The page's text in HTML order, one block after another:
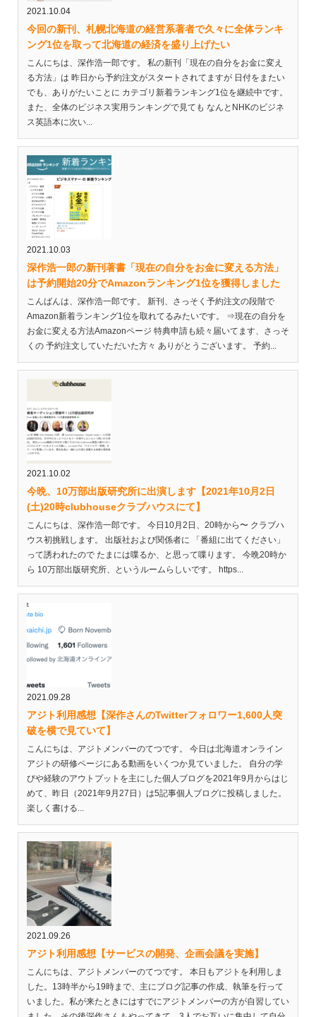
2021.10.04
今回の新刊、札幌北海道の経営系著者で久々に全体ランキ
ング1位を取って北海道の経済を盛り上げたい
こんにちは、深作浩一郎です。 私の新刊「現在の自分をお金に変え
る方法」は 昨日から予約注文がスタートされてますが 日付をまたい
でも、ありがたいことに カテゴリ新着ランキング1位を継続中です。
また、全体のビジネス実用ランキングで見ても なんとNHKのビジネ
ス英語本に次い...
2021.10.03
深作浩一郎の新刊著書「現在の自分をお金に変える方法」
は予約開始20分でAmazonランキング1位を獲得しました
こんばんは、深作浩一郎です。 新刊、さっそく予約注文の段階で
Amazon新着ランキング1位を取れてるみたいです。 ⇒現在の自分を
お金に変える方法Amazonページ 特典申請も続々届いてます、さっそ
くの 予約注文していただいた方々 ありがとうございます。 予約...
2021.10.02
今晩、10万部出版研究所に出演します【2021年10月2日
(土)20時clubhouseクラブハウスにて】
こんにちは、深作浩一郎です。 今日10月2日、20時から〜 クラブハ
ウス初挑戦します。 出版社および関係者に 「番組に出てください」
って誘われたので たまには喋るか、と思って喋ります。 今晩20時か
ら 10万部出版研究所、というルームらしいです。 https...
2021.09.28
アジト利用感想【深作さんのTwitterフォロワー1,600人突
破を横で見ていて】
こんにちは、アジトメンバーのてつです。 今日は北海道オンライン
アジトの研修ページにある動画をいくつか見ていました。 自分の学
びや経験のアウトプットを主にした個人ブログを2021年9月からはじ
めて、昨日（2021年9月27日）は5記事個人ブログに投稿しました。
楽しく書ける...
2021.09.26
アジト利用感想【サービスの開発、企画会議を実施】
こんにちは、アジトメンバーのてつです。 本日もアジトを利用しま
した。13時半から19時まで、主にブログ記事の作成、執筆を行って
いました。私が来たときにはすでにアジトメンバーの方が自習してい